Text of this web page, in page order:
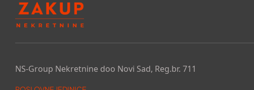
NS-Group Nekretnine doo Novi Sad, Reg.br. 711